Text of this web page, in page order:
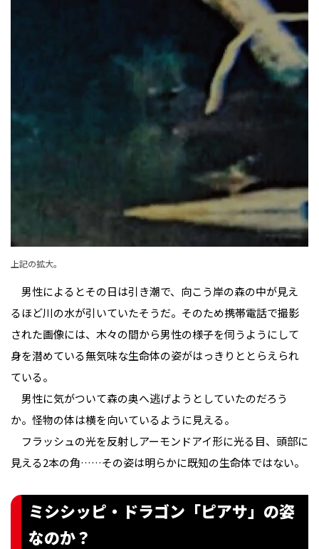
上記の拡大。
男性によるとその日は引き潮で、向こう岸の森の中が見え
るほど川の水が引いていたそうだ。そのため携帯電話で撮影
された画像には、木々の間から男性の様子を伺うようにして
身を潜めている無気味な生命体の姿がはっきりととらえられ
ている。
男性に気がついて森の奥へ逃げようとしていたのだろう
か。怪物の体は横を向いているように見える。
フラッシュの光を反射しアーモンドアイ形に光る目、頭部に
見える2本の角……その姿は明らかに既知の生命体ではない。
ミシシッピ・ドラゴン「ピアサ」の姿
なのか？